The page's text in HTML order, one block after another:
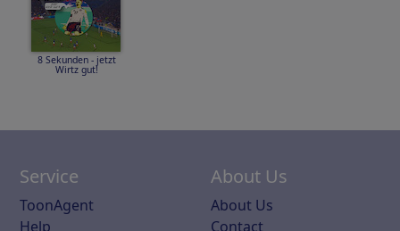
8 Sekunden - jetzt
Wirtz gut!
Service
ToonAgent
Help
About Us
About Us
Contact